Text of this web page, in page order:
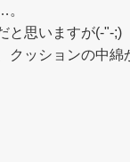
と思いますが(-"-;)
クッションの中綿